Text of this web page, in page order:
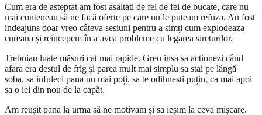
Cum era de așteptat am fost asaltati de fel de fel de bucate, care nu
mai conteneau să ne facă oferte pe care nu le puteam refuza. Au fost
indeajuns doar vreo câteva sesiuni pentru a simți cum explodeaza
cureaua și reincepem în a avea probleme cu legarea sireturilor.
Trebuiau luate măsuri cat mai rapide. Greu insa sa actionezi când
afara era destul de frig și parea mult mai simplu sa stai pe lângă
soba, sa infuleci pana nu mai poți, sa te odihnesti puțin, ca mai apoi
sa o iei din nou de la capăt.
Am reușit pana la urma să ne motivam și sa ieșim la ceva mișcare.